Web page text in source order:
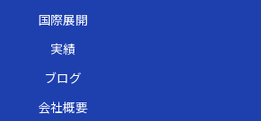
国際展開
実績
ブログ
会社概要